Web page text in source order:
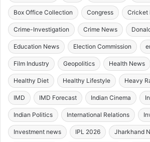
Box Office Collection Congress Cricket
Crime-Investigation Crime News
Education News Election Commission
Film Industry Geopolitics Health News
Healthy Diet Healthy Lifestyle Heavy
IMD IMD Forecast Indian Cinema
Indian Politics International Relations
Investment news IPL 2026 Jharkhand